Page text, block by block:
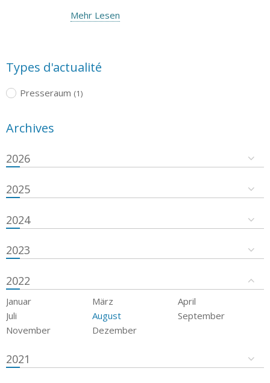
Mehr Lesen
Types d'actualité
Presseraum (1)
Archives
2026
2025
2024
2023
2022
Januar März
April
Juli
August
September
November
Dezember
2021